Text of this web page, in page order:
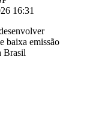
16:31
Brasil